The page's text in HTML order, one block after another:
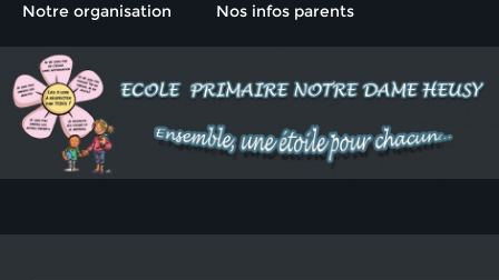
Notre organisation Nos infos parents